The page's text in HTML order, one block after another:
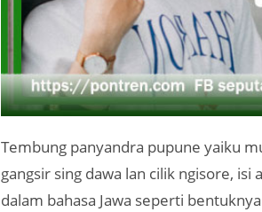
Tembung panyandra pupune yaiku
gangsir sing dawa lan cilik ngisore,
dalam bahasa Jawa seperti